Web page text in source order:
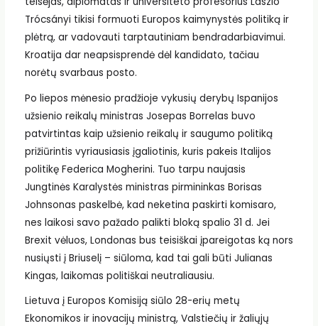
Trócsányi tikisi formuoti Europos kaimynystės politiką ir
plėtrą, ar vadovauti tarptautiniam bendradarbiavimui.
Kroatija dar neapsisprendė dėl kandidato, tačiau
norėtų svarbaus posto.
Po liepos mėnesio pradžioje vykusių derybų Ispanijos
užsienio reikalų ministras Josepas Borrelas buvo
patvirtintas kaip užsienio reikalų ir saugumo politiką
prižiūrintis vyriausiasis įgaliotinis, kuris pakeis Italijos
politikę Federica Mogherini. Tuo tarpu naujasis
Jungtinės Karalystės ministras pirmininkas Borisas
Johnsonas paskelbė, kad neketina paskirti komisaro,
nes laikosi savo pažado palikti bloką spalio 31 d. Jei
Brexit vėluos, Londonas bus teisiškai įpareigotas ką nors
nusiųsti į Briuselį – siūloma, kad tai gali būti Julianas
Kingas, laikomas politiškai neutraliausiu.
Lietuva į Europos Komisiją siūlo 28-erių metų
Ekonomikos ir inovacijų ministrą, Valstiečių ir žaliųjų